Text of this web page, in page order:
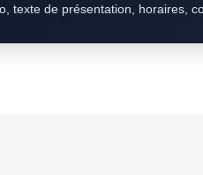
texte de présentation, horaires,